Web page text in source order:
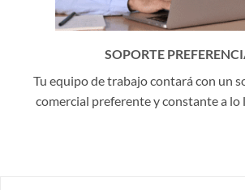
SOPORTE
Tu equipo de trabajo contará con un
comercial preferente y constante a lo